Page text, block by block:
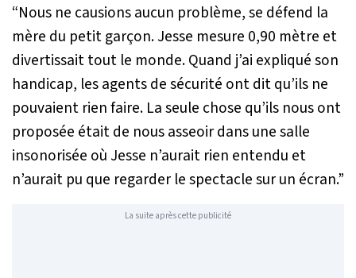
“Nous ne causions aucun problème, se défend la
mère du petit garçon.Jesse mesure 0,90 mètre et
divertissait tout le monde. Quand j’ai expliqué son
handicap, les agents de sécurité ont dit qu’ils ne
pouvaient rien faire. La seule chose qu’ils nous ont
proposée était de nous asseoir dans une salle
insonorisée où Jesse n’aurait rien entendu et
n’aurait pu que regarder le spectacle sur un écran.”
La suite après cette publicité